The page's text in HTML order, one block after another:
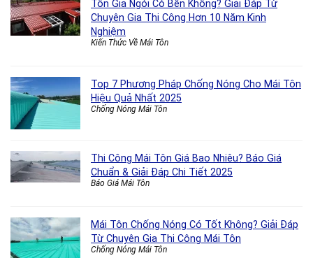
Tôn Giả Ngói Có Bền Không? Giải Đáp Từ
Chuyên Gia Thi Công Hơn 10 Năm Kinh
Nghiệm
Kiến Thức Về Mái Tôn
Top 7 Phương Pháp Chống Nóng Cho Mái Tôn
Hiệu Quả Nhất 2025
Chống Nóng Mái Tôn
Thi Công Mái Tôn Giá Bao Nhiêu? Báo Giá
Chuẩn & Giải Đáp Chi Tiết 2025
Báo Giá Mái Tôn
Mái Tôn Chống Nóng Có Tốt Không? Giải Đáp
Từ Chuyên Gia Thi Công Mái Tôn
Chống Nóng Mái Tôn